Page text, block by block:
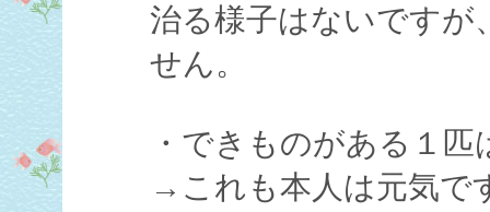
治る様子はないですが
せん。
・できものがある１
→これも本人は元気で